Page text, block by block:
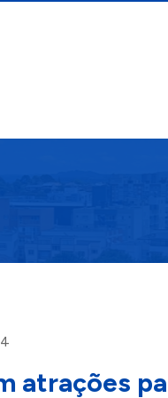
atrações